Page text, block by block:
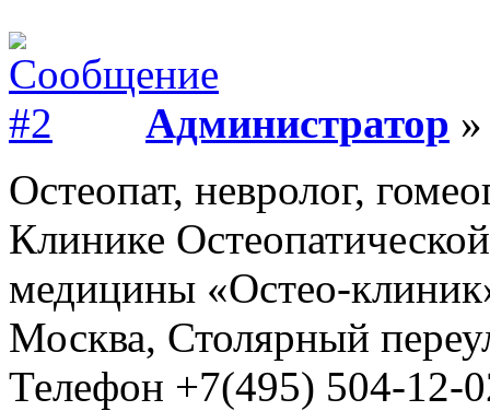
Администратор
Остеопат, невролог,
Клинике
медицины «Остео-
Москва, Столярный
Телефон +7(495) 504-12-